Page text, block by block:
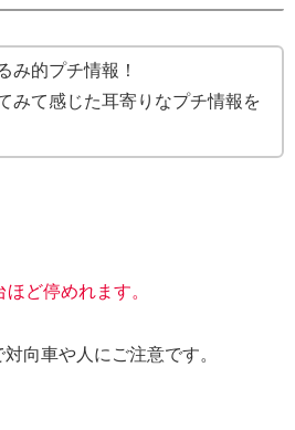
み的プチ情報！
みて感じた耳寄りなプチ情報を
ど停めれます。
向車や人にご注意です。